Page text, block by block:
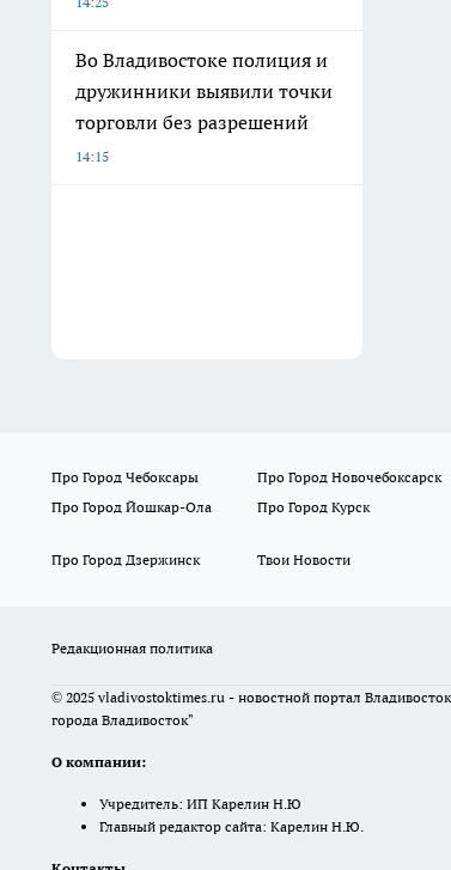
Во Владивостоке полиция и
дружинники выявили точки
торговли без разрешений
14:15
Про Город Чебоксары Про Город Новочебоксарск
Про Город Йошкар-Ола
Про Город Курск
Про Город Дзержинск
Твои Новости
Редакционная политика
© 2025 vladivostoktimes.ru - новостной портал
города Владивосток"
О компании:
Учредитель: ИП Карелин Н.Ю
Главный редактор сайта: Карелин Н.Ю.